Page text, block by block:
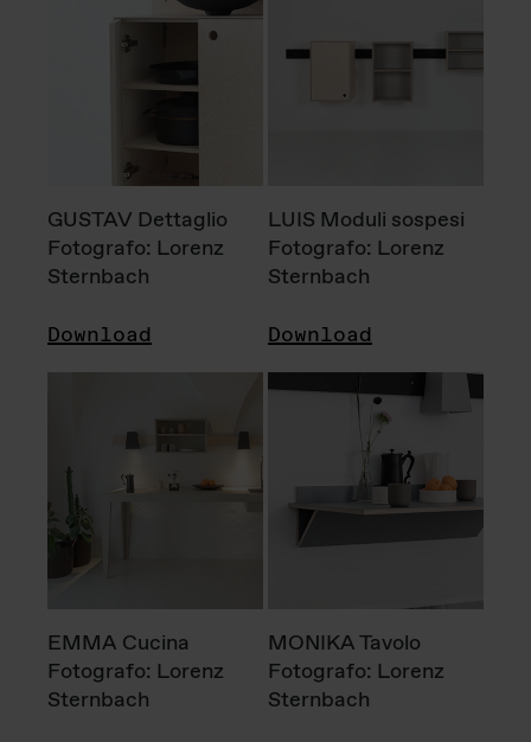
GUSTAV Dettaglio
Fotografo: Lorenz
Sternbach
Download
LUIS Moduli sospesi
Fotografo: Lorenz
Sternbach
Download
EMMA Cucina
Fotografo: Lorenz
Sternbach
MONIKA Tavolo
Fotografo: Lorenz
Sternbach